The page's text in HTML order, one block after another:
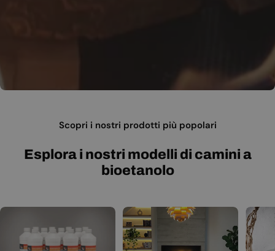
Scopri i nostri prodotti più popolari
Esplora i nostri modelli di camini a
bioetanolo